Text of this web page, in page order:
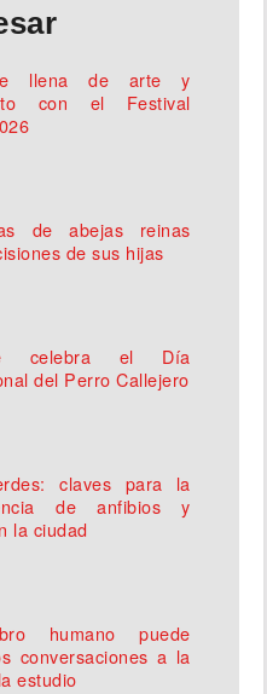
llena de arte y
con el Festival
de abejas reinas
de sus hijas
celebra el Día
del Perro Callejero
claves para la
de anfibios y
la ciudad
humano puede
conversaciones a la
estudio